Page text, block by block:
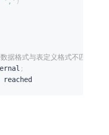
据格式与表定义格式不匹配，
;